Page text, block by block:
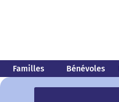
Familles Bénévoles